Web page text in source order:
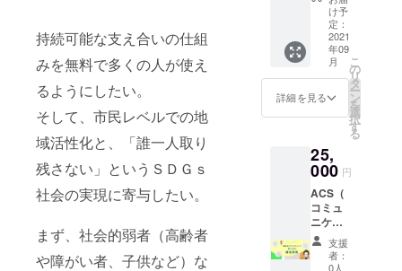
持続可能な支え合いの仕組
みを無料で多くの人が使え
るようにしたい。
そして、市民レベルでの地
域活性化と、「誰一人取り
残さない」というＳＤＧｓ
社会の実現に寄与したい。
まず、社会的弱者（高齢者
や障がい者、子供など）な
力を、
体系
化・数
値化・
視覚化
活密着
型心理
をベー
スに、
一人一
人の個
性分析
や、組
織の人
間関係
内で一
度に表
示でき
るのは
一つだ
す。 お
住いの
くる」
が導入
された
際にご
連絡頂
けれ
ば、付
与させ
スは要
相談）
四ヶ所
があな
たの個
性を診
断し解
性診断
はコ
ケー
ション
の課題
や対
策、他
断し解
説致し
ます。
ACS個
性診断
はコ
ミュニ
や対
策、他
者との
人間関
係にお
ける問
題点を
明確に
会福祉
協議会
などで
実施し
てき
た、地
域のICT
向上に
繋がる
依頼権
です。
四ヶ所
が講師
を務め
させて
頂きま
す。 1
コマで
け予
定：
2021
年09
月
詳細を見る
こ
の
リ
タ
ー
ン
を
選
択
す
る
25,
000 円
ACS（
コミュ
ニケー
ション
構造分
析)テス
支援
者：
0人